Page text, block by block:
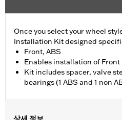
Once you select your wheel
Installation Kit designed
Front, ABS
Enables installation of Front
Kit includes spacer, valve
bearings (1 ABS and 1 non